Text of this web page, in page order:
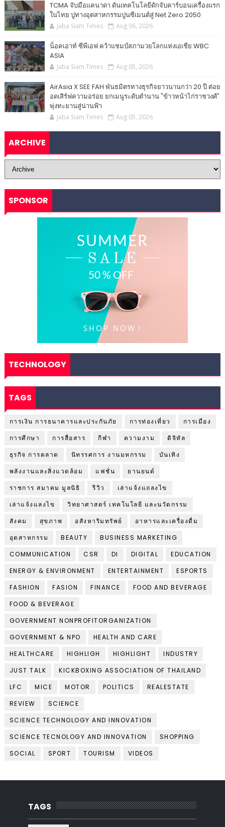
TCMA จับมือแคนาดา ดันเทคโนโลยีดักจับคาร์บอนเครื่องแรก
ในไทย ปูทางอุตสาหกรรมปูนซีเมนต์สู่ Net Zero 2050
Jaba Siam Times Aug 06, 2026
น็อคเอาท์ ซีพีเอฟ คว้าแชมป์สภามวยโลกแห่งเอเชีย WBC
ASIA
Jaba Siam Times Aug 05, 2026
AirAsia X SEE FAH พันธมิตรทางธุรกิจยาวนานกว่า 20 ปี ต่อย
อดเสิร์ฟความอร่อย ยกเมนูระดับตำนาน "ข้าวหน้าไก่ราชวงศ์"
พุ่งทะยานสู่น่านฟ้า
Jaba Siam Times Aug 05, 2026
ARCHIVE
SPONSOR
TECHNOLOGY
TAGS
การเงิน การธนาคารและประกันภัย การท่องเที่ยว
การเมือง
การศึกษา
การสื่อสาร กีฬา ความงาม
ดิจิทัล
ธุรกิจ การตลาด
นิทรรศการ งานมหกรรม
บันเทิง
พลังงานและสิ่งแวดล้อม
แฟชั่น
ยานยนต์
ราชการ สมาคม มูลนิธิ
รีวิว
เล่าแจ้งแถลงไข
เล่าแจ้งแลงไข
วิทยาศาสตร์ เทคโนโลยี และนวัตกรรม
สังคม
สุขภาพ อสังหาริมทรัพย์
อาหารและเครื่องดื่ม
อุตสาหกรรม
BEAUTY
BUSINESS MARKETING
COMMUNICATION
CSR DI DIGITAL
EDUCATION
ENERGY & ENVIRONMENT
ENTERTAINMENT
ESPORTS
FASHION
FASION FINANCE
FOOD AND BEVERAGE
FOOD & BEVERAGE
GOVERNMENT NONPROFITORGANIZATION
GOVERNMENT & NPO
HEALTH AND CARE
HEALTHCARE
HIGHLIGH HIGHLIGHT
INDUSTRY
JUST TALK
KICKBOXING ASSOCIATION OF THAILAND
LFC
MICE MOTOR POLITICS
REALESTATE
REVIEW
SCIENCE
SCIENCE TECHNOLOGY AND INNOVATION
SCIENCE TECNOLOGY AND INNOVATION
SHOPPING
SOCIAL
SPORT TOURISM VIDEOS
TAGS